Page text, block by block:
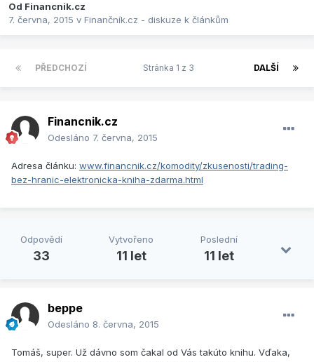
Od Financnik.cz
7. června, 2015 v Finančník.cz - diskuze k článkům
PŘEDCHOZÍ DALŠÍ
Stránka 1 z 3
Financnik.cz
Odesláno 7. června, 2015
Adresa článku: www.financnik.cz/komodity/zkusenosti/trading-
bez-hranic-elektronicka-kniha-zdarma.html
Odpovědí
33
Vytvořeno
11 let
Poslední
11 let
beppe
Odesláno 8. června, 2015
Tomáš, super. Už dávno som čakal od Vás takúto knihu. Vďaka,